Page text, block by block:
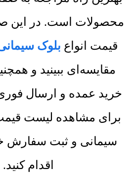
محصولات است. در این
قیمت انواع بلوک
مقایسه‌ای ببینید و
خرید عمده و ارسال
برای مشاهده لیست
سیمانی و ثبت سفارش
اقدام کنید.